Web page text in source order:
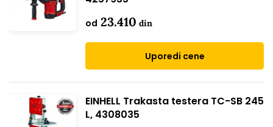
od 23.410 din
Uporedi cene
EINHELL Trakasta testera TC-SB 245
L, 4308035